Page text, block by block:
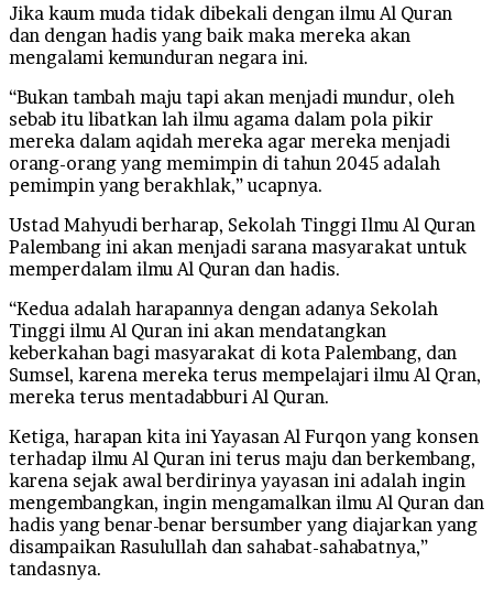
Jika kaum muda tidak dibekali dengan ilmu Al Quran
dan dengan hadis yang baik maka mereka akan
mengalami kemunduran negara ini.
“Bukan tambah maju tapi akan menjadi mundur, oleh
sebab itu libatkan lah ilmu agama dalam pola pikir
mereka dalam aqidah mereka agar mereka menjadi
orang-orang yang memimpin di tahun 2045 adalah
pemimpin yang berakhlak,” ucapnya.
Ustad Mahyudi berharap, Sekolah Tinggi Ilmu Al Quran
Palembang ini akan menjadi sarana masyarakat untuk
memperdalam ilmu Al Quran dan hadis.
“Kedua adalah harapannya dengan adanya Sekolah
Tinggi ilmu Al Quran ini akan mendatangkan
keberkahan bagi masyarakat di kota Palembang, dan
Sumsel, karena mereka terus mempelajari ilmu Al Qran,
mereka terus mentadabburi Al Quran.
Ketiga, harapan kita ini Yayasan Al Furqon yang konsen
terhadap ilmu Al Quran ini terus maju dan berkembang,
karena sejak awal berdirinya yayasan ini adalah ingin
mengembangkan, ingin mengamalkan ilmu Al Quran dan
hadis yang benar-benar bersumber yang diajarkan yang
disampaikan Rasulullah dan sahabat-sahabatnya,”
tandasnya.